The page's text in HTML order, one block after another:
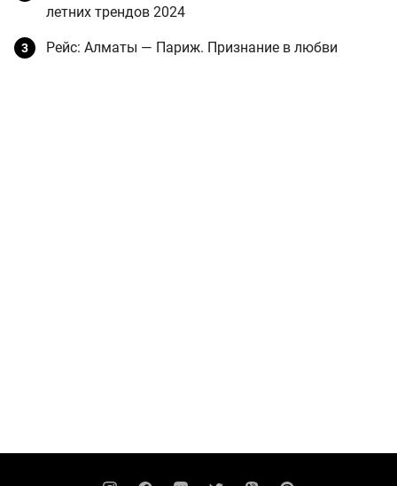
летних трендов 2024
Рейс: Алматы — Париж. Признание в любви